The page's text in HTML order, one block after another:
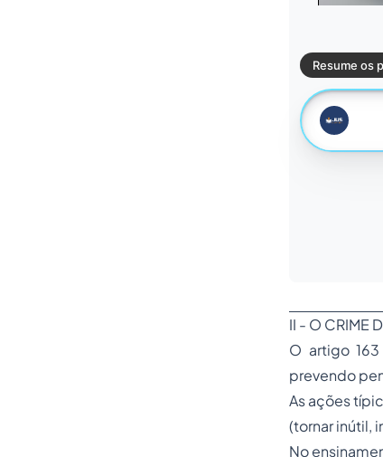
II - O CRIME
O artigo
prevendo
As ações
(tornar inútil,
No